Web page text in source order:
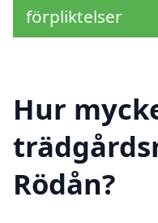
förpliktelser
Hur
Rödån?